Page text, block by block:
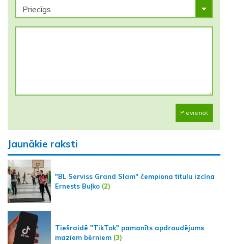
Pievienot
Jaunākie raksti
"BL Serviss Grand Slam" čempiona titulu izcīna
Ernests Buļko (2)
Tiešraidē "TikTok" pamanīts apdraudējums
maziem bērniem (3)